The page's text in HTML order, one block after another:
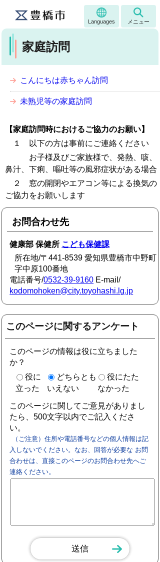
Languages メニュー
家庭訪問
こんにちは赤ちゃん訪問
未熟児等の家庭訪問
【家庭訪問時におけるご協力のお願い】
１ 以下の方は事前にご連絡ください
お子様及びご家族様で、発熱、咳、
鼻汁、下痢、嘔吐等の風邪症状がある場合
２ 窓の開閉やエアコン等による換気の
ご協力をお願いします
お問合わせ先
健康部 保健所 こども保健課
所在地/〒441-8539 愛知県豊橋市中野町
字中原100番地
電話番号/0532-39-9160 E-mail/
kodomohoken@city.toyohashi.lg.jp
このページに関するアンケート
このページの情報は役に立ちました
か？
役に
立った
どちらとも
いえない
役にたた
なかった
このページに関してご意見がありまし
たら、500文字以内でご記入くださ
い。
（ご注意）住所や電話番号などの個人情報は記
入しないでください。なお、回答が必要な お問
合わせは、直接このページのお問合わせ先へご
連絡ください。